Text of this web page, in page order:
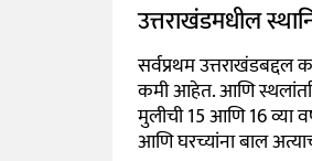
उत्तराखंडमधील
सर्वप्रथम उत्तराखंडबद्दल
कमी आहेत. आणि
मुलीची 15 आणि 16 व्या
आणि घरच्यांना बाल